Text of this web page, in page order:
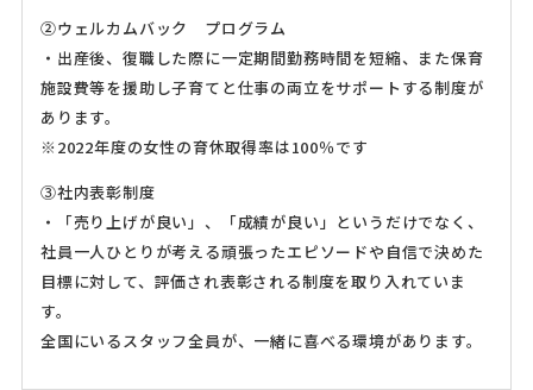
②ウェルカムバック プログラム
・出産後、復職した際に一定期間勤務時間を短縮、また保育
施設費等を援助し子育てと仕事の両立をサポートする制度が
あります。
※2022年度の女性の育休取得率は100％です
③社内表彰制度
・「売り上げが良い」、「成績が良い」というだけでなく、
社員一人ひとりが考える頑張ったエピソードや自信で決めた
目標に対して、評価され表彰される制度を取り入れていま
す。
全国にいるスタッフ全員が、一緒に喜べる環境があります。